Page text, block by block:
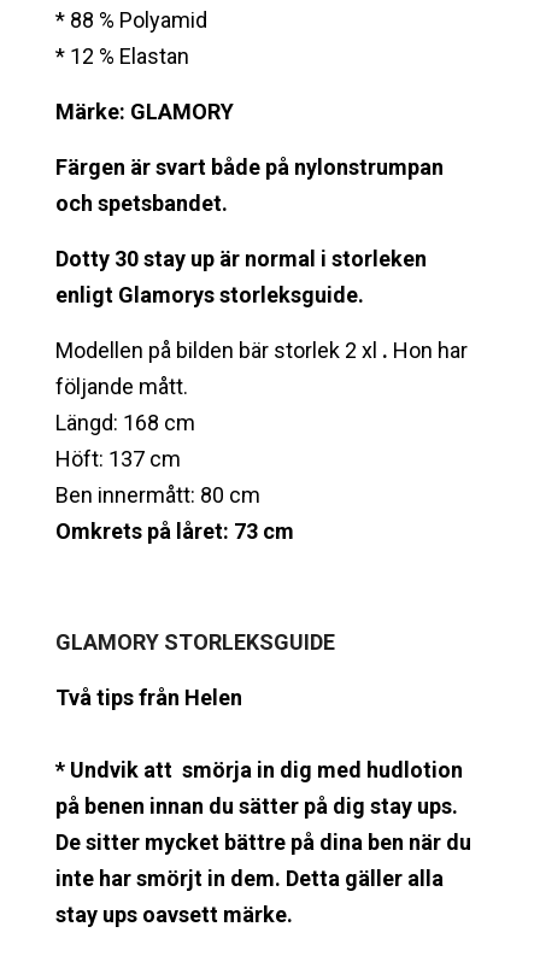
* 88 % Polyamid
* 12 % Elastan
Märke: GLAMORY
Färgen är svart både på nylonstrumpan
och spetsbandet.
Dotty 30 stay up är normal i storleken
enligt Glamorys storleksguide.
Modellen på bilden bär storlek 2 xl . Hon har
följande mått.
Längd: 168 cm
Höft: 137 cm
Ben innermått: 80 cm
Omkrets på låret: 73 cm
GLAMORY STORLEKSGUIDE
Två tips från Helen
* Undvik att smörja in dig med hudlotion
på benen innan du sätter på dig stay ups.
De sitter mycket bättre på dina ben när du
inte har smörjt in dem. Detta gäller alla
stay ups oavsett märke.